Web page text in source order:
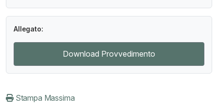
Allegato:
Download Provvedimento
Stampa Massima